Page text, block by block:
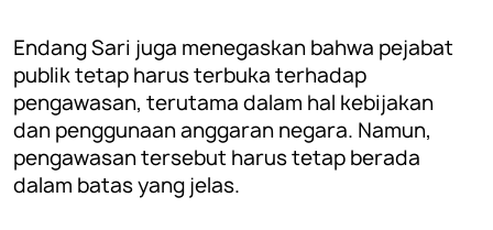
Endang Sari juga menegaskan bahwa pejabat
publik tetap harus terbuka terhadap
pengawasan, terutama dalam hal kebijakan
dan penggunaan anggaran negara. Namun,
pengawasan tersebut harus tetap berada
dalam batas yang jelas.